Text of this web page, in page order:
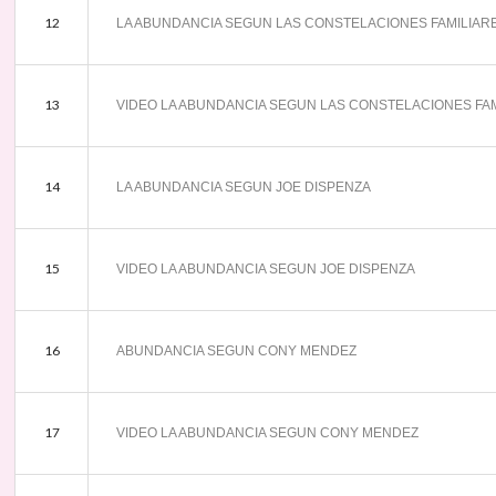
12 LA ABUNDANCIA SEGUN LAS CONSTELACIONES
13 VIDEO LA ABUNDANCIA SEGUN LAS CONSTELACIONES
14 LA ABUNDANCIA SEGUN JOE DISPENZA
15 VIDEO LA ABUNDANCIA SEGUN JOE DISPENZA
16 ABUNDANCIA SEGUN CONY MENDEZ
17 VIDEO LA ABUNDANCIA SEGUN CONY MENDEZ